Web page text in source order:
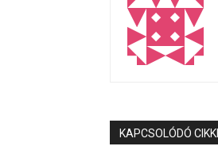
KAPCSOLÓDÓ